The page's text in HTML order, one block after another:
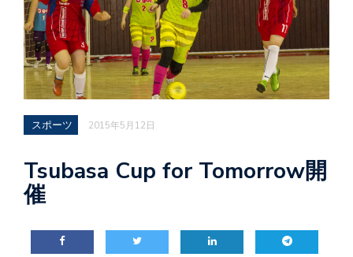
スポーツ 2015年5月12日
Tsubasa Cup for Tomorrow開
催